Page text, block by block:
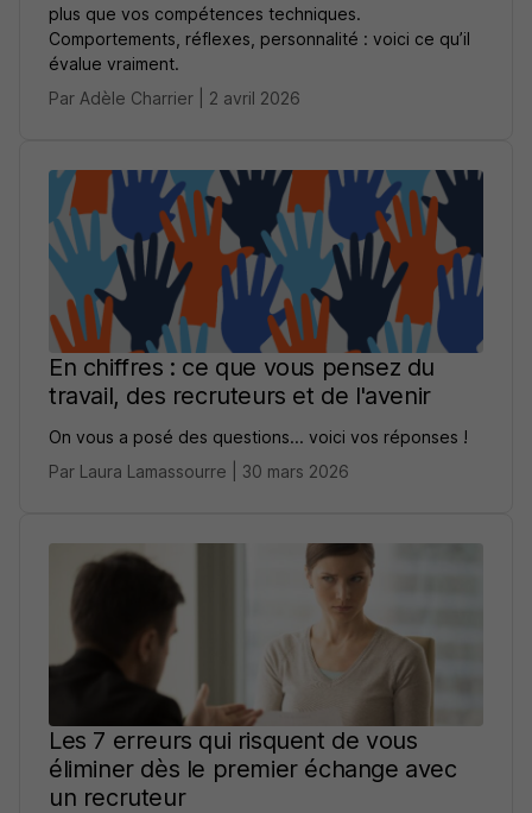
plus que vos compétences techniques.
Comportements, réflexes, personnalité : voici ce qu’il
évalue vraiment.
Par Adèle Charrier | 2 avril 2026
En chiffres : ce que vous pensez du
travail, des recruteurs et de l'avenir
On vous a posé des questions... voici vos réponses !
Par Laura Lamassourre | 30 mars 2026
Les 7 erreurs qui risquent de vous
éliminer dès le premier échange avec
un recruteur